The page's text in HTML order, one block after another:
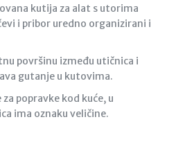
kutija za alat s utorima
i pribor uredno organizirani i
površinu između utičnica i
gutanje u kutovima.
popravke kod kuće, u
ima oznaku veličine.